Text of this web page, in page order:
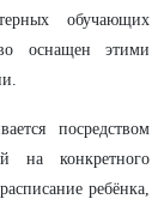
обучающих
оснащен этими
посредством
на конкретного
ребёнка,